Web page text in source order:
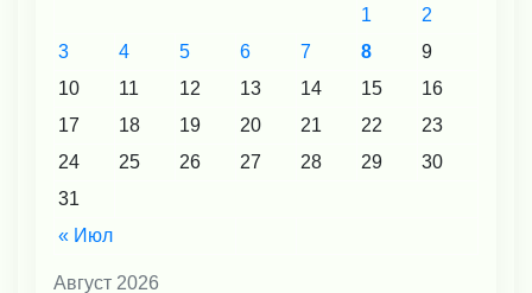
Август 2026
« Июл
1
2
3
4 5 6 7 8
9
10
11 12 13 14 15
16
17
18 19 20 21 22
23
24
25 26 27 28 29
30
31